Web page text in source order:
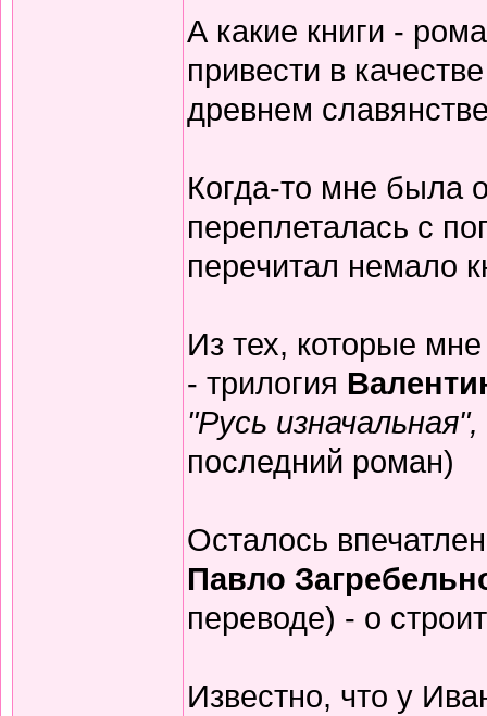
А какие книги -
привести в
древнем
Когда-то мне была
переплеталась с
перечитал немало
Из тех, которые
- трилогия
"Русь
последний роман)
Осталось
Павло
переводе) - о
Известно, что у